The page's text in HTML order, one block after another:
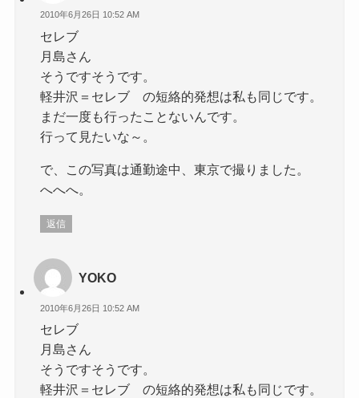
2010年6月26日 10:52 AM
セレブ
月島さん
そうですそうです。
軽井沢＝セレブ の短絡的発想は私も同じです。
まだ一度も行ったことないんです。
行って見たいな～。
で、この写真は通勤途中、東京で撮りました。
へへへ。
返信
YOKO
2010年6月26日 10:52 AM
セレブ
月島さん
そうですそうです。
軽井沢＝セレブ の短絡的発想は私も同じです。